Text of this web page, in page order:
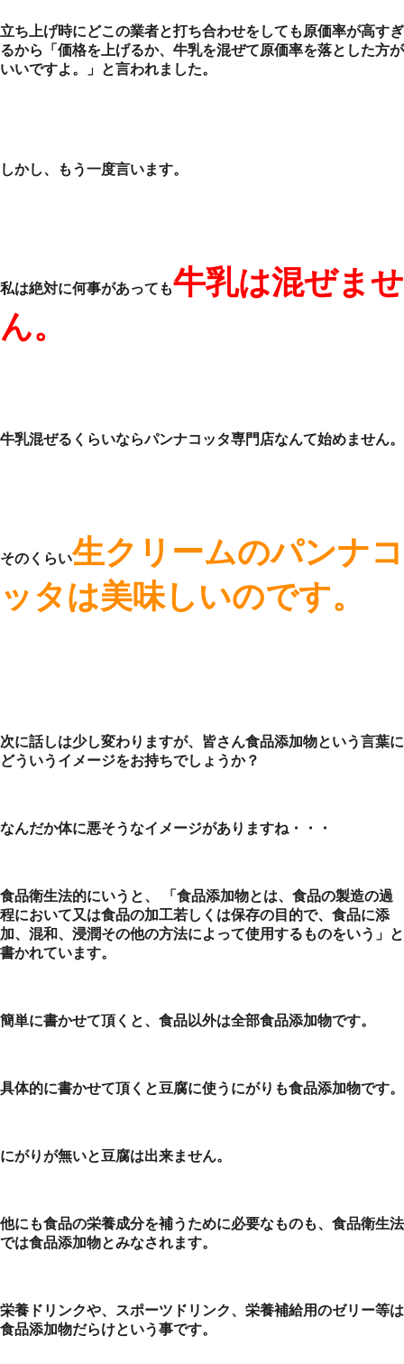
立ち上げ時にどこの業者と打ち合わせをしても原価率が高すぎ
るから「価格を上げるか、牛乳を混ぜて原価率を落とした方が
いいですよ。」と言われました。
しかし、もう一度言います。
私は絶対に何事があっても牛乳は混ぜませ
ん。
牛乳混ぜるくらいならパンナコッタ専門店なんて始めません。
そのくらい生クリームのパンナコ
ッタは美味しいのです。
次に話しは少し変わりますが、皆さん食品添加物という言葉に
どういうイメージをお持ちでしょうか？
なんだか体に悪そうなイメージがありますね・・・
食品衛生法的にいうと、 「食品添加物とは、食品の製造の過
程において又は食品の加工若しくは保存の目的で、食品に添
加、混和、浸潤その他の方法によって使用するものをいう」と
書かれています。
簡単に書かせて頂くと、食品以外は全部食品添加物です。
具体的に書かせて頂くと豆腐に使うにがりも食品添加物です。
にがりが無いと豆腐は出来ません。
他にも食品の栄養成分を補うために必要なものも、食品衛生法
では食品添加物とみなされます。
栄養ドリンクや、スポーツドリンク、栄養補給用のゼリー等は
食品添加物だらけという事です。